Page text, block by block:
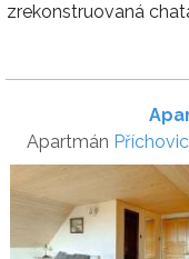
zrekonstruovaná
Apartmán